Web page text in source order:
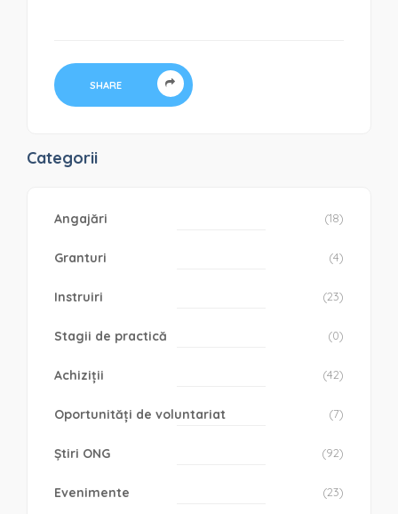
Categorii
Angajări (18)
Granturi (4)
Instruiri (23)
Stagii de practică (0)
Achiziții (42)
Oportunități de voluntariat (7)
Știri ONG (92)
Evenimente (23)
SHARE